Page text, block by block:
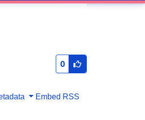
0
Embed RSS